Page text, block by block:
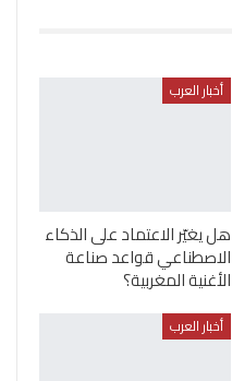
أخبار العرب
هل يغيّر الاعتماد على الذكاء
الاصطناعي قواعد صناعة
الأغنية المغربية؟
أخبار العرب